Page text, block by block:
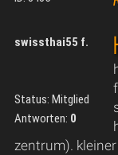
swissthai55 f.
Status: Mitglied
Antworten: 0
zentrum).